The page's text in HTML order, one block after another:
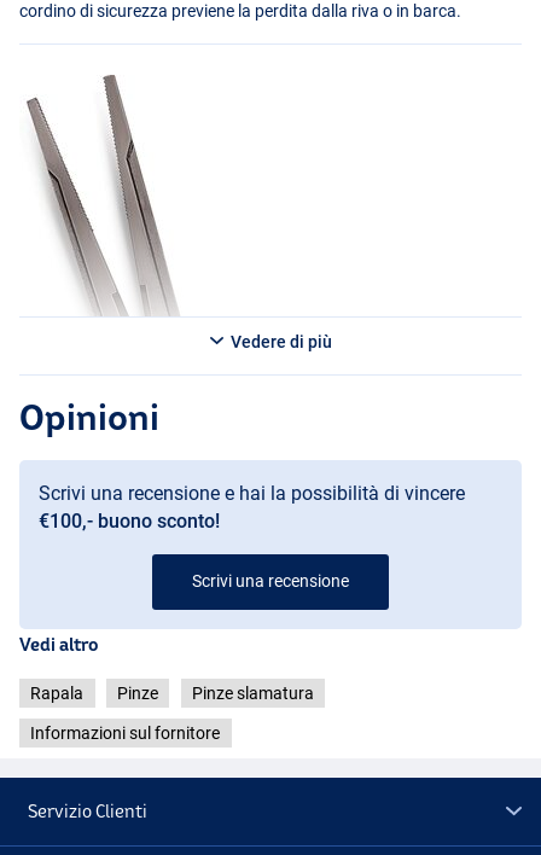
cordino di sicurezza previene la perdita dalla riva o in barca.
Vedere di più
Opinioni
Scrivi una recensione e hai la possibilità di vincere
€100,- buono sconto!
Scrivi una recensione
Vedi altro
Rapala Pinze Pinze slamatura
Informazioni sul fornitore
Servizio Clienti